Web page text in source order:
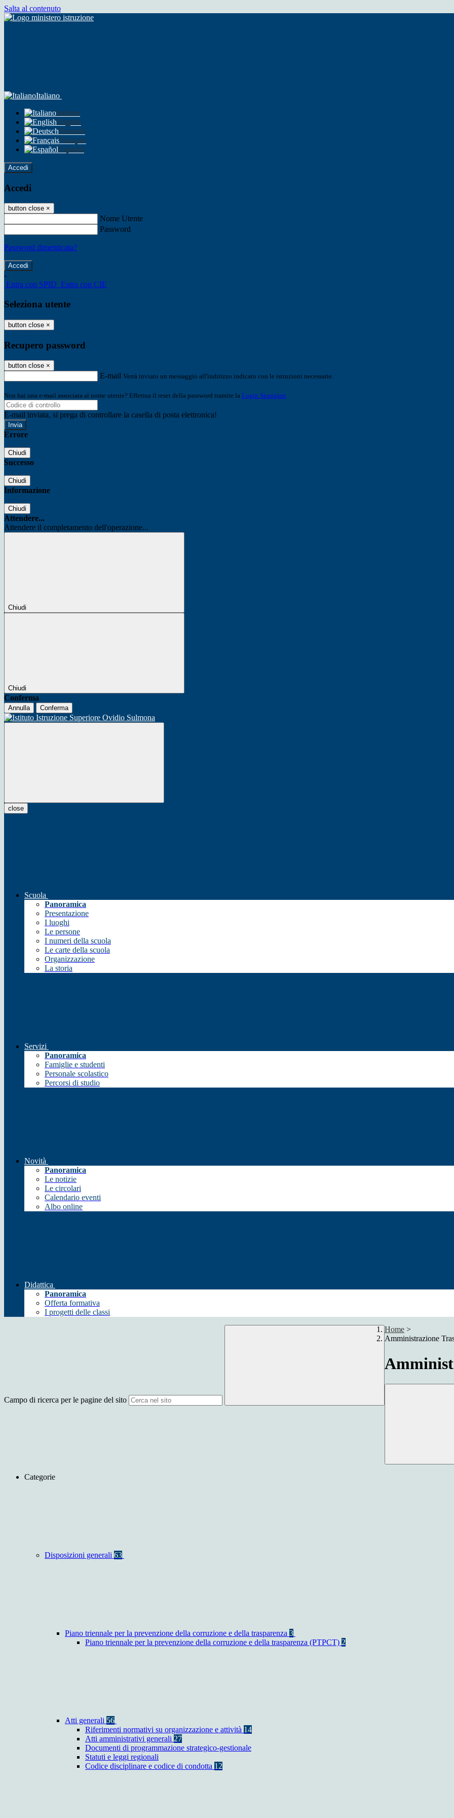
Salta al contenuto
Italiano
Italiano
English
Deutsch
Français
Español
Accedi
Accedi
button close ×
Nome Utente
Password
Password dimenticata?
-
Entra con SPID Entra con CIE
Seleziona utente
button close ×
Recupero password
button close ×
E-mail Verrà inviato un messaggio all'indirizzo indicato con le istruzioni necessarie.
Non hai una e-mail associata al nome utente? Effettua il reset della password tramite la Login Spaggiari
E-mail inviata, si prega di controllare la casella di posta elettronica!
Errore
Chiudi
Successo
Chiudi
Informazione
Chiudi
Attendere...
Attendere il completamento dell'operazione...
Chiudi
Chiudi
Conferma
Annulla Conferma
close
Scuola
Panoramica
Presentazione
I luoghi
Le persone
I numeri della scuola
Le carte della scuola
Organizzazione
La storia
Servizi
Panoramica
Famiglie e studenti
Personale scolastico
Percorsi di studio
Novità
Panoramica
Le notizie
Le circolari
Calendario eventi
Albo online
Didattica
Panoramica
Offerta formativa
I progetti delle classi
Campo di ricerca per le pagine del sito
Home >
Amministrazione
Categorie
Disposizioni generali 63
Piano triennale per la prevenzione della corruzione e della trasparenza 3
Piano triennale per la prevenzione della corruzione e della trasparenza (PTPCT) 2
Atti generali 56
Riferimenti normativi su organizzazione e attività 14
Atti amministrativi generali 27
Documenti di programmazione strategico-gestionale
Statuti e leggi regionali
Codice disciplinare e codice di condotta 12